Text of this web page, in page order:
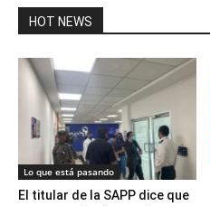
HOT NEWS
Lo que está pasando
El titular de la SAPP dice que